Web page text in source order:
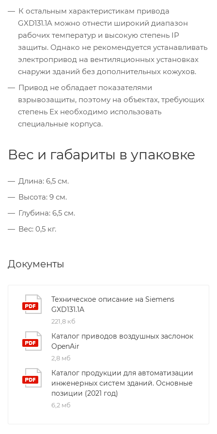
К остальным характеристикам привода
GXD131.1A можно отнести широкий диапазон
рабочих температур и высокую степень IP
защиты. Однако не рекомендуется устанавливать
электропривод на вентиляционных установках
снаружи зданий без дополнительных кожухов.
Привод не обладает показателями
взрывозащиты, поэтому на объектах, требующих
степень Ex необходимо использовать
специальные корпуса.
Вес и габариты в упаковке
Длина: 6,5 см.
Высота: 9 см.
Глубина: 6,5 см.
Вес: 0,5 кг.
Документы
Техническое описание на Siemens
GXD131.1A
221,8 кб
Каталог приводов воздушных заслонок
OpenAir
2,8 мб
Каталог продукции для автоматизации
инженерных систем зданий. Основные
позиции (2021 год)
6,2 мб